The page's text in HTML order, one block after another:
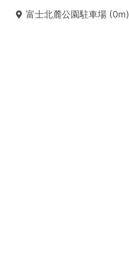
富士北麓公園駐車場 (0m)